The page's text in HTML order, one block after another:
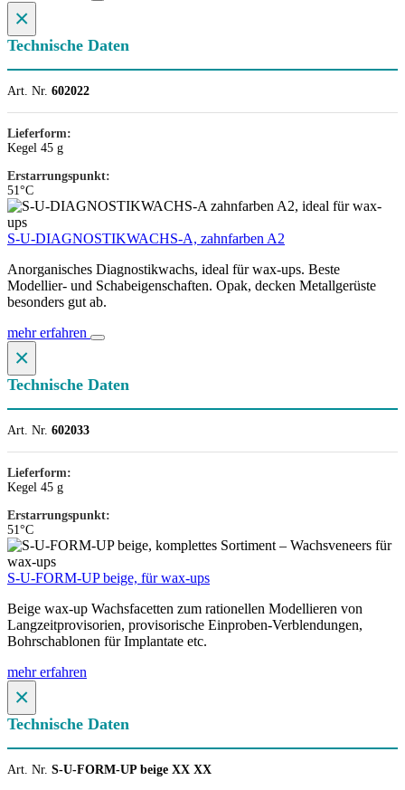
×
Technische Daten
Art. Nr. 602022
Lieferform:
Kegel 45 g
Erstarrungspunkt:
51°C
S-U-DIAGNOSTIKWACHS-A, zahnfarben A2
Anorganisches Diagnostikwachs, ideal für wax-ups. Beste
Modellier- und Schabeigenschaften. Opak, decken Metallgerüste
besonders gut ab.
mehr erfahren
×
Technische Daten
Art. Nr. 602033
Lieferform:
Kegel 45 g
Erstarrungspunkt:
51°C
S-U-FORM-UP beige, für wax-ups
Beige wax-up Wachsfacetten zum rationellen Modellieren von
Langzeitprovisorien, provisorische Einproben-Verblendungen,
Bohrschablonen für Implantate etc.
mehr erfahren
×
Technische Daten
Art. Nr. S-U-FORM-UP beige XX XX